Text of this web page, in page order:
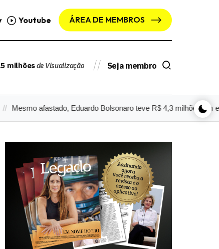
Youtube ÁREA DE MEMBROS
milhõesde Visualização Seja membro
afastado, Eduardo Bolsonaro teve R$ 4,3 milhões em emendas